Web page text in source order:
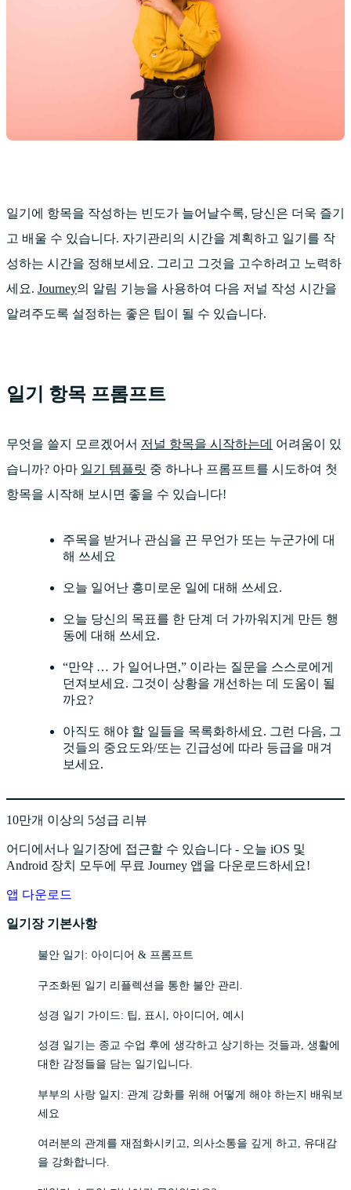
일기에 항목을 작성하는 빈도가 늘어날수록, 당신은 더욱 즐기
고 배울 수 있습니다. 자기관리의 시간을 계획하고 일기를 작
성하는 시간을 정해보세요. 그리고 그것을 고수하려고 노력하
세요. Journey의 알림 기능을 사용하여 다음 저널 작성 시간을
알려주도록 설정하는 좋은 팁이 될 수 있습니다.
일기 항목 프롬프트
무엇을 쓸지 모르겠어서 저널 항목을 시작하는데 어려움이 있
습니까? 아마 일기 템플릿 중 하나나 프롬프트를 시도하여 첫
항목을 시작해 보시면 좋을 수 있습니다!
주목을 받거나 관심을 끈 무언가 또는 누군가에 대
해 쓰세요
오늘 일어난 흥미로운 일에 대해 쓰세요.
오늘 당신의 목표를 한 단계 더 가까워지게 만든 행
동에 대해 쓰세요.
“만약 … 가 일어나면,” 이라는 질문을 스스로에게
던져보세요. 그것이 상황을 개선하는 데 도움이 될
까요?
아직도 해야 할 일들을 목록화하세요. 그런 다음, 그
것들의 중요도와/또는 긴급성에 따라 등급을 매겨
보세요.
10만개 이상의 5성급 리뷰
어디에서나 일기장에 접근할 수 있습니다 - 오늘 iOS 및
Android 장치 모두에 무료 Journey 앱을 다운로드하세요!
앱 다운로드
일기장 기본사항
불안 일기: 아이디어 & 프롬프트
구조화된 일기 리플렉션을 통한 불안 관리.
성경 일기 가이드: 팁, 표시, 아이디어, 예시
성경 일기는 종교 수업 후에 생각하고 상기하는 것들과, 생활에
대한 감정들을 담는 일기입니다.
부부의 사랑 일지: 관계 강화를 위해 어떻게 해야 하는지 배워보
세요
여러분의 관계를 재점화시키고, 의사소통을 깊게 하고, 유대감
을 강화합니다.